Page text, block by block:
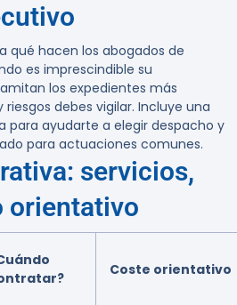
qué hacen los abogados de
es imprescindible su
los expedientes más
debes vigilar. Incluye una
para ayudarte a elegir despacho y
para actuaciones comunes.
servicios,
orientativo
Coste orientativo